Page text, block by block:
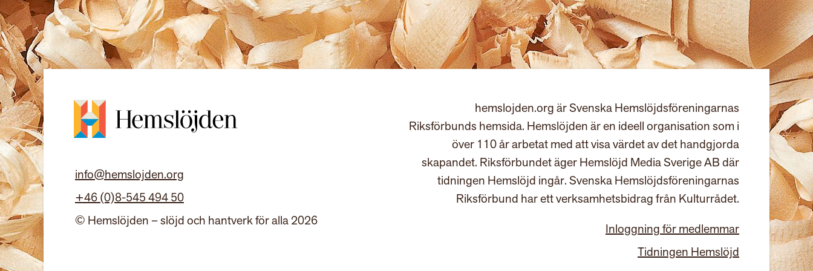
info@hemslojden.org
+46 (0)8-545 494 50
© Hemslöjden – slöjd och hantverk för alla 2026
hemslojden.org är Svenska Hemslöjdsföreningarnas
Riksförbunds hemsida. Hemslöjden är en ideell organisation som i
över 110 år arbetat med att visa värdet av det handgjorda
skapandet. Riksförbundet äger Hemslöjd Media Sverige AB där
tidningen Hemslöjd ingår. Svenska Hemslöjdsföreningarnas
Riksförbund har ett verksamhetsbidrag från Kulturrådet.
Inloggning för medlemmar
Tidningen Hemslöjd